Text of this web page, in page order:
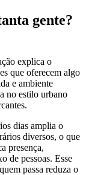
gente?
explica o
que oferecem algo
e ambiente
no estilo urbano
dias amplia o
diversos, o que
presença,
de pessoas. Esse
passa reduza o